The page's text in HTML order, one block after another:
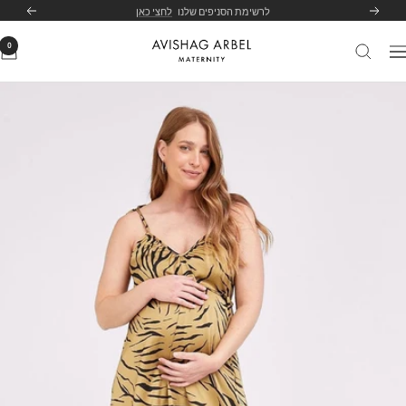
הקודם לרשימת הסניפים שלנו לחצי כאן הבא
ניווט
Avishag
0